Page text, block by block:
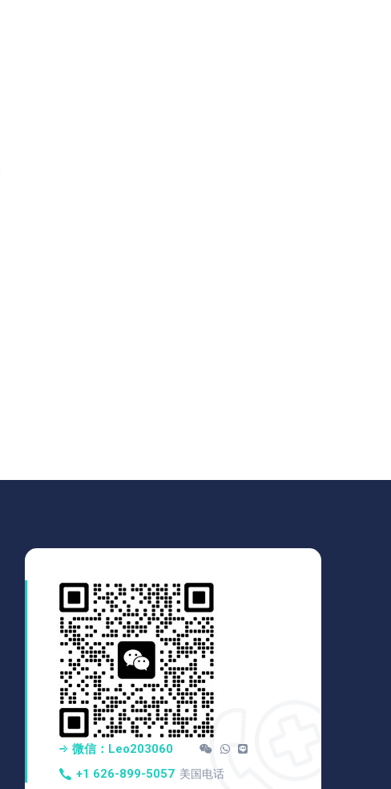
微信：Leo203060
+1 626-899-5057 美国电话